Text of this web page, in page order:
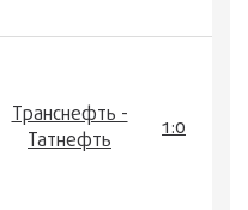
Транснефть -
Татнефть
1:0